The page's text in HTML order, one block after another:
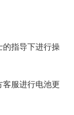
指导下进行操
服进行电池更